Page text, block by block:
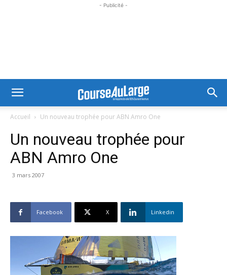
- Publicité -
Accueil Un nouveau trophée pour ABN Amro One
Un nouveau trophée pour
ABN Amro One
3 mars 2007
Facebook X Linkedin